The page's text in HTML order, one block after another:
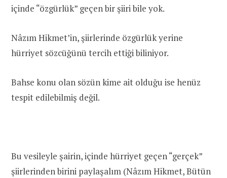
içinde “özgürlük” geçen bir şiiri bile yok.
Nâzım Hikmet’in, şiirlerinde özgürlük yerine
hürriyet sözcüğünü tercih ettiği biliniyor.
Bahse konu olan sözün kime ait olduğu ise henüz
tespit edilebilmiş değil.
Bu vesileyle şairin, içinde hürriyet geçen “gerçek”
şiirlerinden birini paylaşalım (Nâzım Hikmet, Bütün